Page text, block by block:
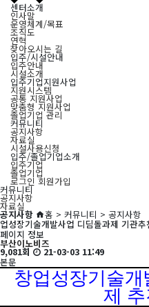
센터소개
인사말
운영체계/목표
조직도
연혁
찾아오시는 길
입주/시설안내
입주안내
시설소개
입주기업지원사업
지원시스템
공통 지원사업
맞춤형 지원사업
졸업기업 관리
커뮤니티
공지사항
자료실
시설사용신청
입주/졸업기업소개
입주기업
졸업기업
로그인 회원가입
커뮤니티
공지사항
자료실
공지사항 홈 > 커뮤니티 > 공지사항
업성장기술개발사업 디딤돌과제 기관추
페이지 정보
부산이노비즈
9,081회 21-03-03 11:49
본문
창업성장기술
제 추